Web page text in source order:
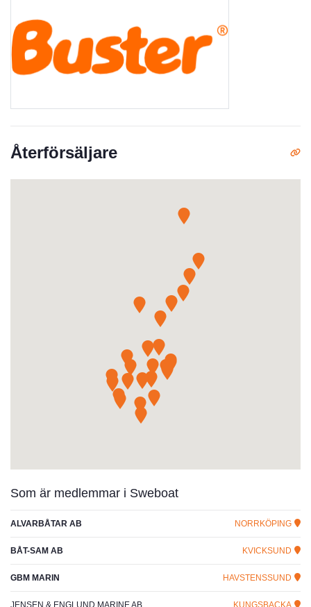
Återförsäljare
Som är medlemmar i Sweboat
ALVARBÅTAR AB NORRKÖPING
BÅT-SAM AB KVICKSUND
GBM MARIN HAVSTENSSUND